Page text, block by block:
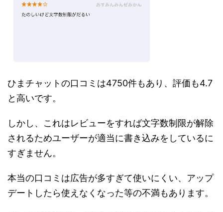
ひまチャットの口コミは4750件もあり、評価も4.7
と高いです。
しかし、これはレビューをすれば文字数制限が解除
されるためユーザーが適当に書き込みをしているに
すぎません。
本当の口コミは広告が多すぎて使いにくい、アップ
デートしたら使えなくなった等の不満もあります。